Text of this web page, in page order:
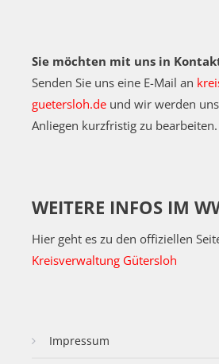
Sie möchten mit uns in
Senden Sie uns eine E-Mail an
guetersloh.de und wir werden
Anliegen kurzfristig zu bearbeiten.
WEITERE INFOS IM
Hier geht es zu den offiziellen
Kreisverwaltung Gütersloh
Impressum